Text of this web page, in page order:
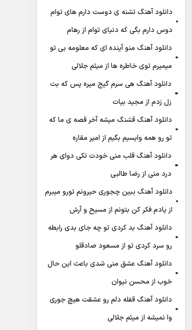
دانلود آهنگ تشنه ی دوست دارم های توام
دوس دارم بگی که دنیای توام از رهام
دانلود آهنگ منو آینده ای که معلومه بی تو
میمیرم توی خاطره ها از میثم جلالی
دانلود آهنگ هی سرم گیج میره‌ پس که بت
زل زدم از مجید بیات
دانلود آهنگ ﻗﺸﻨﮓ ﻣﻴﺸﻪ آﺧﺮ ﻗﺼﻪ ی ﻣﺎ ﻛﻪ
ﺗﻮ رو ﻫﻤﻪ واﻳﺴﻴﻢ ﺑﮕﻴﻢ از امیر مقاره
دانلود آهنگ قلب منی خودت تکی دوای هر
درد منی از رضا طالبی
دانلود آهنگ ببین چجوری حیرونم تورو میبرم
از یادم فکر کن بتونم از مسیح و آرش
دانلود آهنگ بد کردی تو چه جای بدی رابطه
رو سرد کردی تو از مسعود صادقلو
دانلود آهنگ عشق منی شدی باعث این حال
خوب از محسن نیوان
دانلود آهنگ قفله دلم رو عشقت هیچ جوری
وا نمیشه از میثم جلالی